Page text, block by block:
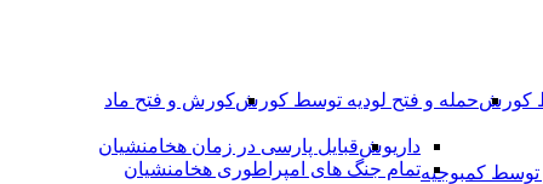
کورشحمله و فتح لودیه توسط کورشکورش و فتح ماد
کمبوجیه
داریوشقبایل پارسی در زمان هخامنشیان
تمام جنگ های امپراطوری هخامنشیان